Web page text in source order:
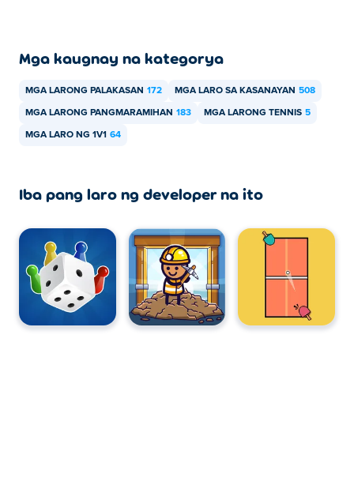
Mga kaugnay na kategorya
MGA LARONG PALAKASAN 172 MGA LARO SA KASANAYAN 508
MGA LARONG PANGMARAMIHAN 183 MGA LARONG TENNIS 5
MGA LARO NG 1V1 64
Iba pang laro ng developer na ito